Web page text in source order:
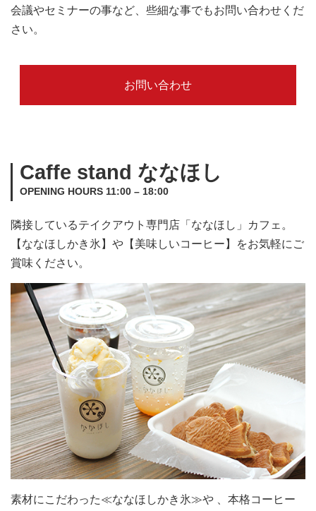
会議やセミナーの事など、些細な事でもお問い合わせくだ
さい。
お問い合わせ
Caffe stand ななほし
OPENING HOURS 11:00 – 18:00
隣接しているテイクアウト専門店「ななほし」カフェ。
【ななほしかき氷】や【美味しいコーヒー】をお気軽にご
賞味ください。
素材にこだわった≪ななほしかき氷≫や 、本格コーヒー